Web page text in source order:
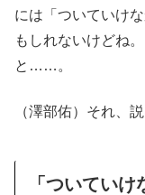
には「ついていけ
もしれないけどね
と……。
（澤部佑）それ、
「ついていけ